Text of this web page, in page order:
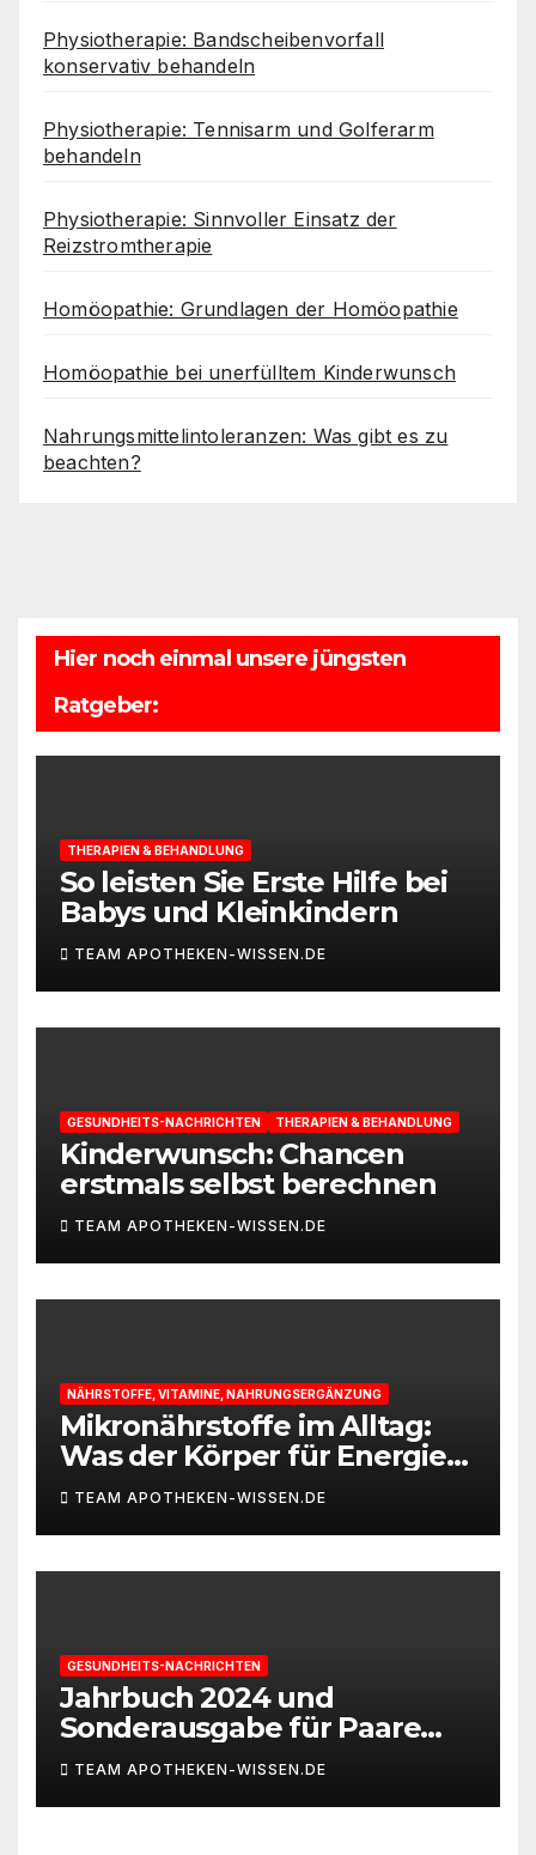
Physiotherapie: Bandscheibenvorfall
konservativ behandeln
Physiotherapie: Tennisarm und Golferarm
behandeln
Physiotherapie: Sinnvoller Einsatz der
Reizstromtherapie
Homöopathie: Grundlagen der Homöopathie
Homöopathie bei unerfülltem Kinderwunsch
Nahrungsmittelintoleranzen: Was gibt es zu
beachten?
Hier noch einmal unsere jüngsten
Ratgeber:
THERAPIEN & BEHANDLUNG
So leisten Sie Erste Hilfe bei
Babys und Kleinkindern
TEAM APOTHEKEN-WISSEN.DE
GESUNDHEITS-NACHRICHTEN THERAPIEN & BEHANDLUNG
Kinderwunsch: Chancen
erstmals selbst berechnen
TEAM APOTHEKEN-WISSEN.DE
NÄHRSTOFFE, VITAMINE, NAHRUNGSERGÄNZUNG
Mikronährstoffe im Alltag:
Was der Körper für Energie
und Leistungsfähigkeit
braucht
TEAM APOTHEKEN-WISSEN.DE
GESUNDHEITS-NACHRICHTEN
Jahrbuch 2024 und
Sonderausgabe für Paare
des Deutschen IVF-Registers:
Zahl der Mehrlingsgeburten
nach
TEAM APOTHEKEN-WISSEN.DE